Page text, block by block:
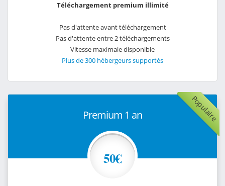
Téléchargement premium illimité
Pas d'attente avant téléchargement
Pas d'attente entre 2 téléchargements
Vitesse maximale disponible
Plus de 300 hébergeurs supportés
Populaire
Premium 1 an
50€